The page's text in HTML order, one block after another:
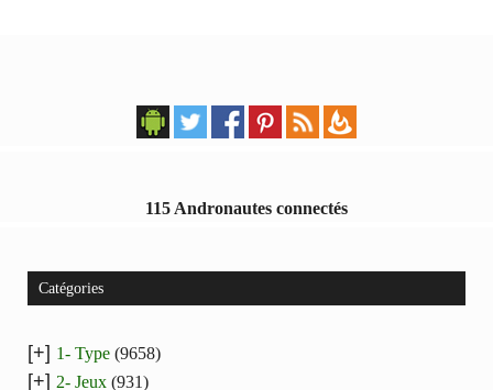
115 Andronautes connectés
Catégories
[+] 1- Type (9658)
[+] 2- Jeux (931)